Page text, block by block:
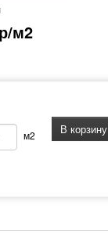
р/м2
м2 В корзину